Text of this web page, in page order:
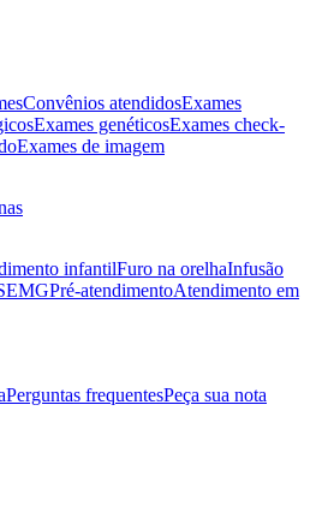
Convênios atendidosExames
Exames genéticosExames check-
Exames de imagem
infantilFuro na orelhaInfusão
Pré-atendimentoAtendimento em
Perguntas frequentesPeça sua nota